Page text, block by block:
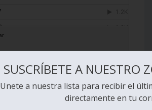
SUSCRÍBETE A NUESTRO
Unete a nuestra lista para recibir el
directamente en tu